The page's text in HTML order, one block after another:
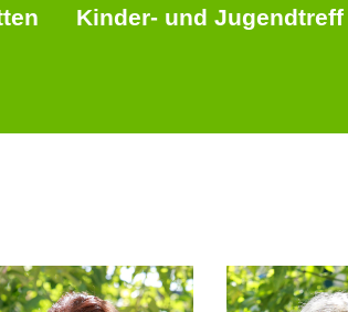
Kinder- und Jugendtreff